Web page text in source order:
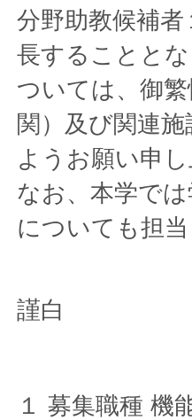
分野助教候補
長することと
ついては、御
関）及び関連
ようお願い申
なお、本学で
についても担
謹白
１ 募集職種 機